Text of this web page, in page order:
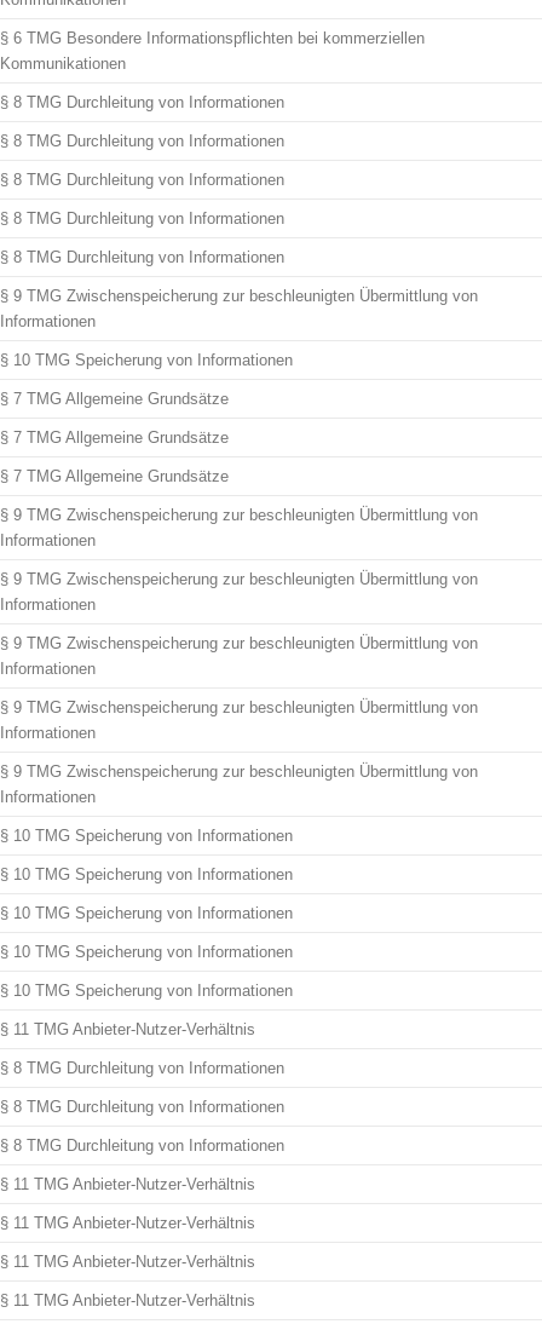
§ 6 TMG Besondere Informationspflichten bei kommerziellen
Kommunikationen
§ 8 TMG Durchleitung von Informationen
§ 8 TMG Durchleitung von Informationen
§ 8 TMG Durchleitung von Informationen
§ 8 TMG Durchleitung von Informationen
§ 8 TMG Durchleitung von Informationen
§ 9 TMG Zwischenspeicherung zur beschleunigten Übermittlung von
Informationen
§ 10 TMG Speicherung von Informationen
§ 7 TMG Allgemeine Grundsätze
§ 7 TMG Allgemeine Grundsätze
§ 7 TMG Allgemeine Grundsätze
§ 9 TMG Zwischenspeicherung zur beschleunigten Übermittlung von
Informationen
§ 9 TMG Zwischenspeicherung zur beschleunigten Übermittlung von
Informationen
§ 9 TMG Zwischenspeicherung zur beschleunigten Übermittlung von
Informationen
§ 9 TMG Zwischenspeicherung zur beschleunigten Übermittlung von
Informationen
§ 9 TMG Zwischenspeicherung zur beschleunigten Übermittlung von
Informationen
§ 10 TMG Speicherung von Informationen
§ 10 TMG Speicherung von Informationen
§ 10 TMG Speicherung von Informationen
§ 10 TMG Speicherung von Informationen
§ 10 TMG Speicherung von Informationen
§ 11 TMG Anbieter-Nutzer-Verhältnis
§ 8 TMG Durchleitung von Informationen
§ 8 TMG Durchleitung von Informationen
§ 8 TMG Durchleitung von Informationen
§ 11 TMG Anbieter-Nutzer-Verhältnis
§ 11 TMG Anbieter-Nutzer-Verhältnis
§ 11 TMG Anbieter-Nutzer-Verhältnis
§ 11 TMG Anbieter-Nutzer-Verhältnis